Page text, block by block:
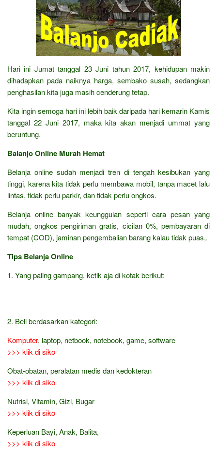
Hari ini Jumat tanggal 23 Juni tahun 2017, kehidupan makin
dihadapkan pada naiknya harga, sembako susah, sedangkan
penghasilan kita juga masih cenderung tetap.
Kita ingin semoga hari ini lebih baik daripada hari kemarin Kamis
tanggal 22 Juni 2017, maka kita akan menjadi ummat yang
beruntung.
Balanjo Online Murah Hemat
Belanja online sudah menjadi tren di tengah kesibukan yang
tinggi, karena kita tidak perlu membawa mobil, tanpa macet lalu
lintas, tidak perlu parkir, dan tidak perlu ongkos.
Belanja online banyak keunggulan seperti cara pesan yang
mudah, ongkos pengiriman gratis, cicilan 0%, pembayaran di
tempat (COD), jaminan pengembalian barang kalau tidak puas,.
Tips Belanja Online
1. Yang paling gampang, ketik aja di kotak berikut:
2. Beli berdasarkan kategori:
Komputer, laptop, netbook, notebook, game, software
>>> klik di siko
Obat-obatan, peralatan medis dan kedokteran
>>> klik di siko
Nutrisi, Vitamin, Gizi, Bugar
>>> klik di siko
Keperluan Bayi, Anak, Balita,
>>> klik di siko